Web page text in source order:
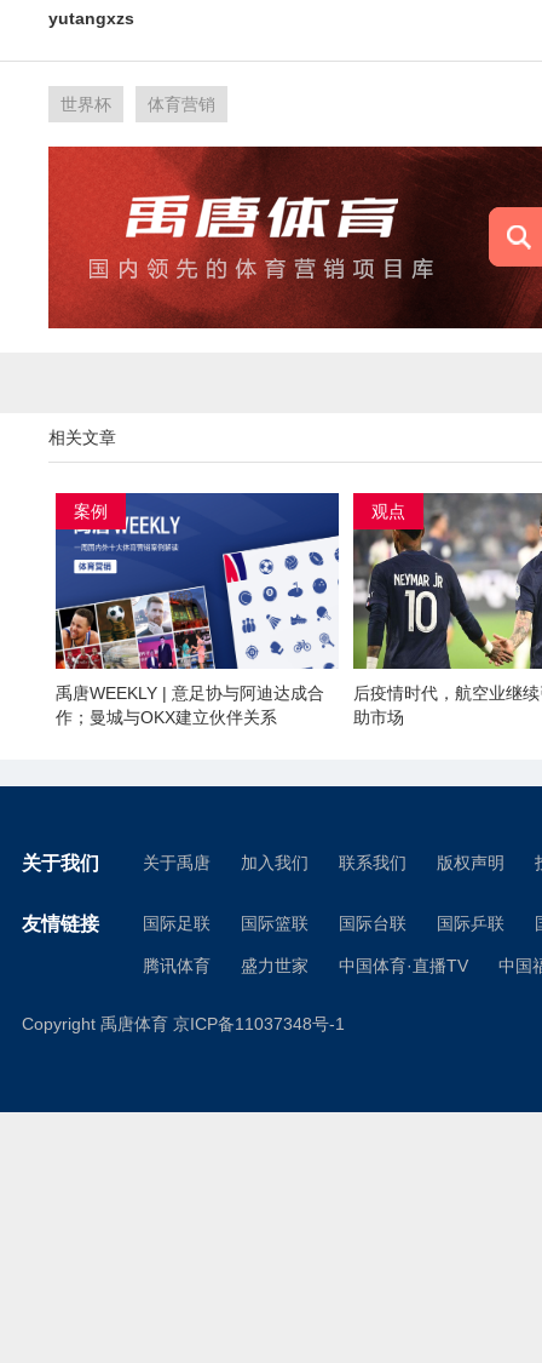
yutangxzs
世界杯 体育营销
相关文章
案例
禹唐WEEKLY | 意足协与阿迪达成合
作；曼城与OKX建立伙伴关系
观点
后疫情时代，航空业继
助市场
关于我们 关于禹唐 加入我们 联系我们 版权声明
友情链接 国际足联 国际篮联 国际台联 国际乒联
腾讯体育 盛力世家 中国体育·直播TV 中国
Copyright 禹唐体育 京ICP备11037348号-1